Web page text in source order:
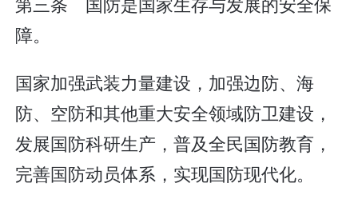
障。
国家加强武装力量建设，加强边防、海
防、空防和其他重大安全领域防卫建设，
发展国防科研生产，普及全民国防教育，
完善国防动员体系，实现国防现代化。